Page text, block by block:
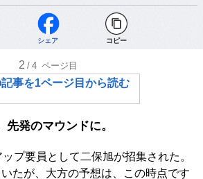
シェア コピー
2 /4 ページ目
記事を1ページ目から読む
発のマウンドに。
プ要員として二保旭が招集された。
たが、大方の予想は、この時点です